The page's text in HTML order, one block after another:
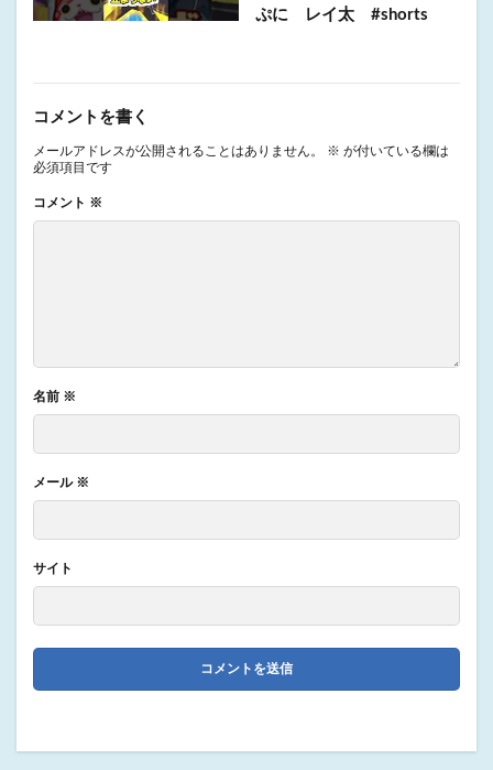
ぷに レイ太 #shorts
コメントを書く
メールアドレスが公開されることはありません。 ※ が付いている欄は
必須項目です
コメント ※
名前 ※
メール ※
サイト